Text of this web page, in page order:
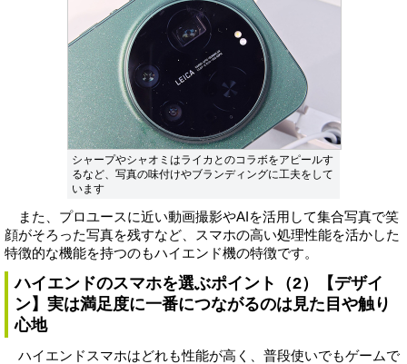
シャープやシャオミはライカとのコラボをアピールす
るなど、写真の味付けやブランディングに工夫をして
います
また、プロユースに近い動画撮影やAIを活用して集合写真で笑
顔がそろった写真を残すなど、スマホの高い処理性能を活かした
特徴的な機能を持つのもハイエンド機の特徴です。
ハイエンドのスマホを選ぶポイント（2）【デザイ
ン】実は満足度に一番につながるのは見た目や触り
心地
ハイエンドスマホはどれも性能が高く、普段使いでもゲームで